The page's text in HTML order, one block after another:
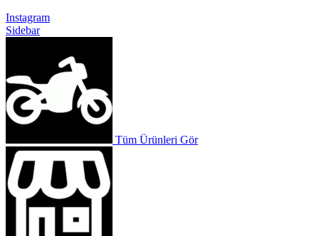
Instagram
Sidebar
Tüm Ürünleri Gör